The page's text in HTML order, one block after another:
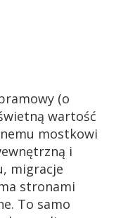
(o
wartość
mostkowi
i
migracje
stronami
To samo